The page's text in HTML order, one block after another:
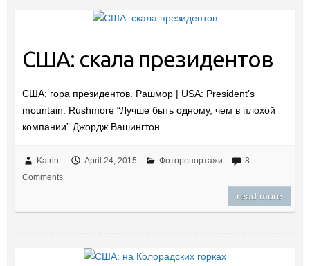
США: скала президентов
США: гора президентов. Рашмор | USA: President’s
mountain. Rushmore “Лучше быть одному, чем в плохой
компании”.Джордж Вашингтон.
Katrin April 24, 2015 Фоторепортажи
8
Comments
read more